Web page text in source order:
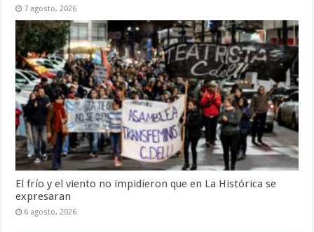
7 agosto, 2026
El frío y el viento no impidieron que en La Histórica se
expresaran
6 agosto, 2026